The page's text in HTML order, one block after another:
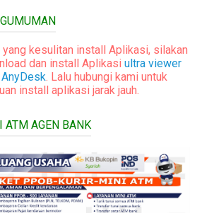
yang kesulitan install Aplikasi, silakan
dan install Aplikasi ultra viewer
AnyDesk. Lalu hubungi kami untuk
install aplikasi jarak jauh.
ATM AGEN BANK